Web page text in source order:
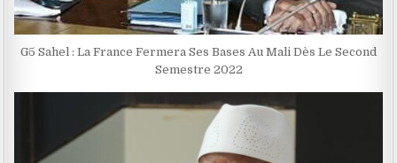
G5 Sahel : La France Fermera Ses Bases Au Mali Dès Le Second
Semestre 2022